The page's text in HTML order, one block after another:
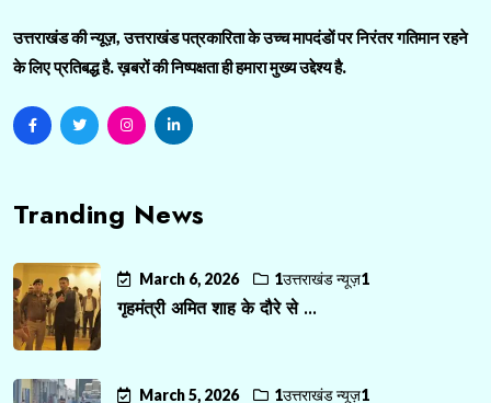
उत्तराखंड की न्यूज़, उत्तराखंड पत्रकारिता के उच्च मापदंडों पर निरंतर गतिमान रहने
के लिए प्रतिबद्ध है. ख़बरों की निष्पक्षता ही हमारा मुख्य उद्देश्य है.
Tranding News
March 6, 2026 1उत्तराखंड न्यूज़1
गृहमंत्री अमित शाह के दौरे से ...
March 5, 2026 1उत्तराखंड न्यूज़1